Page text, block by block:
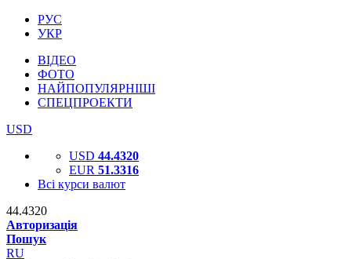
РУС
УКР
ВІДЕО
ФОТО
НАЙПОПУЛЯРНІШІ
СПЕЦПРОЕКТИ
USD
USD 44.4320
EUR 51.3316
Всі курси валют
44.4320
Авторизація
Пошук
RU